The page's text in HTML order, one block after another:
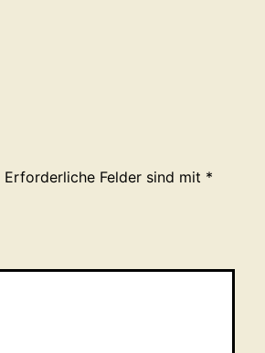
Erforderliche Felder sind mit *